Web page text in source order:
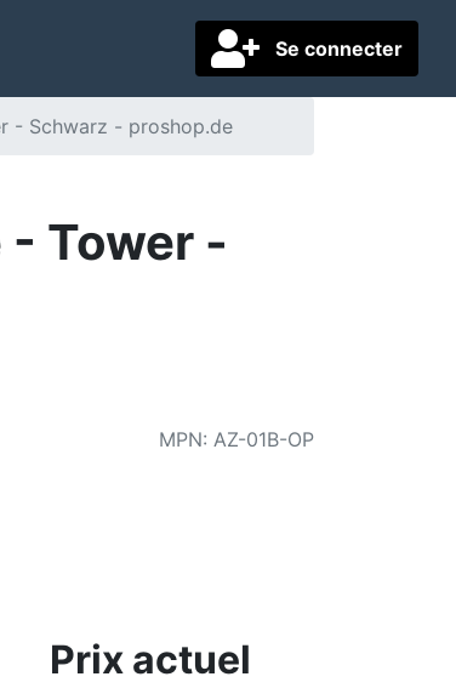
Se connecter
- Schwarz - proshop.de
Tower -
MPN: AZ-01B-OP
Prix actuel